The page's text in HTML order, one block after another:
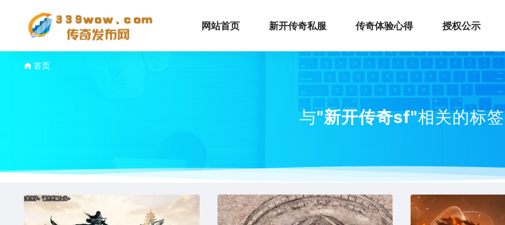
网站首页 新开传奇私服 传奇体验心得 授权公示
首页
与"新开传奇sf"相关的标签